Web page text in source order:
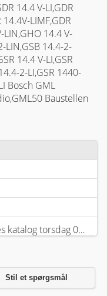
14.4 V-LI,GDR
LIMF,GDR
LIN,GHO 14.4 V-
LIN,GSB 14.4-2-
14.4 V-LI,GSR
2-LI,GSR 1440-
Bosch GML
Baustellen
Dette produkt blev tilføjet til vores katalog torsdag 05 februar, 2026.
Stil et spørgsmål